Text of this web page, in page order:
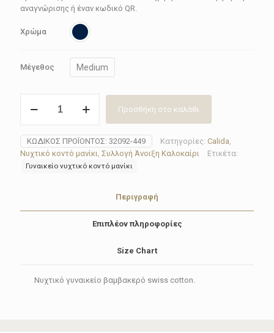
αναγνώρισης ή έναν κωδικό QR.
Χρώμα
Μέγεθος Medium
γυναικείο
32092-
449
FLAMINGO
DREAMS
Προσθήκη στο καλάθι
ΚΩΔΙΚΌΣ ΠΡΟΪΌΝΤΟΣ: 32092-449 Κατηγορίες: Calida
Νυχτικό κοντό μανίκι Συλλογή Άνοιξη Καλοκαίρι Ετικέτα:
Γυναικείο νυχτικό κοντό μανίκι
Περιγραφή
Επιπλέον πληροφορίες
Size Chart
Νυχτικό γυναικείο βαμβακερό swiss cotton.